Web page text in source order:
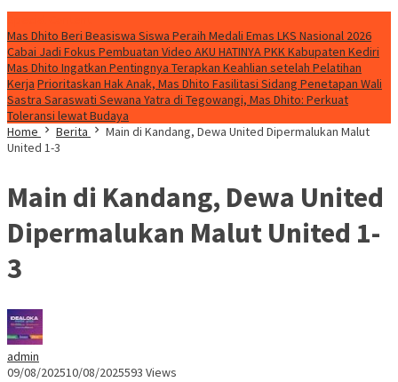
Mas Dhito Beri Beasiswa Siswa Peraih Medali Emas LKS Nasional 2026
Cabai Jadi Fokus Pembuatan Video AKU HATINYA PKK Kabupaten Kediri
Mas Dhito Ingatkan Pentingnya Terapkan Keahlian setelah Pelatihan
Kerja Prioritaskan Hak Anak, Mas Dhito Fasilitasi Sidang Penetapan Wali
Sastra Saraswati Sewana Yatra di Tegowangi, Mas Dhito: Perkuat
Toleransi lewat Budaya
Home
Berita
Main di Kandang, Dewa United Dipermalukan Malut
United 1-3
Main di Kandang, Dewa United
Dipermalukan Malut United 1-
3
admin
09/08/202510/08/2025593 Views